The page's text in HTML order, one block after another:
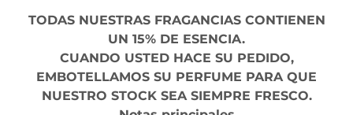
TODAS NUESTRAS FRAGANCIAS CONTIENEN
UN 15% DE ESENCIA.
CUANDO USTED HACE SU PEDIDO,
EMBOTELLAMOS SU PERFUME PARA QUE
NUESTRO STOCK SEA SIEMPRE FRESCO.